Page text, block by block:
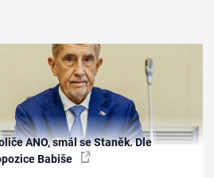
ANO, smál se Staněk. Dle
Babiše